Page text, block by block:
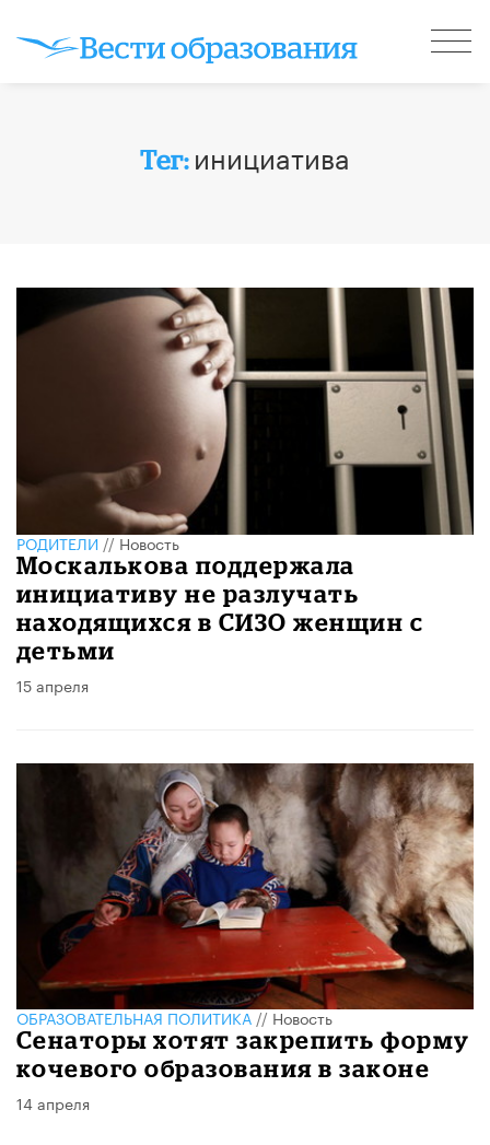
Тег: инициатива
РОДИТЕЛИ//Новость
Москалькова поддержала
инициативу не разлучать
находящихся в СИЗО женщин с
детьми
15 апреля
ОБРАЗОВАТЕЛЬНАЯ ПОЛИТИКА//Новость
Сенаторы хотят закрепить форму
кочевого образования в законе
14 апреля